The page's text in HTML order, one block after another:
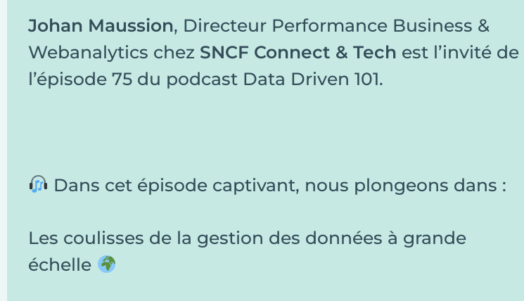
Johan Maussion, Directeur Performance Business &
Webanalytics chez SNCF Connect & Tech est l’invité de
l’épisode 75 du podcast Data Driven 101.
Dans cet épisode captivant, nous plongeons dans :
Les coulisses de la gestion des données à grande
échelle